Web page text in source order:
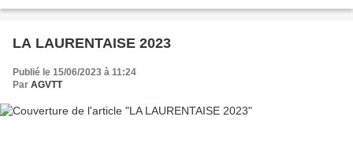
LA LAURENTAISE 2023
Publié le 15/06/2023 à 11:24
Par AGVTT